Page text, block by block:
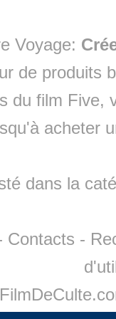
Voyage:
de produits
du film Five,
acheter
dans la
Contacts -